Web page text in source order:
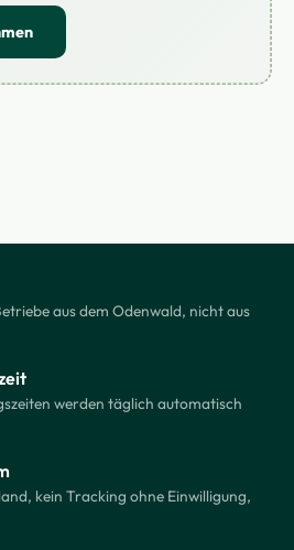
aus dem Odenwald, nicht aus
werden täglich automatisch
kein Tracking ohne Einwilligung,